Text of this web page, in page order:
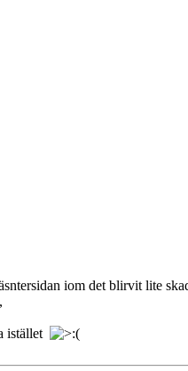
iom det blirvit lite
istället